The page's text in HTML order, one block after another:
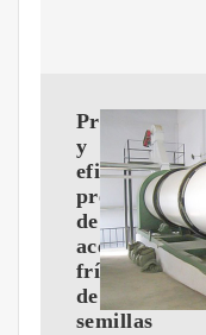
Profesional
y
eficiente
prensa
de
aceite
frío
de
semillas